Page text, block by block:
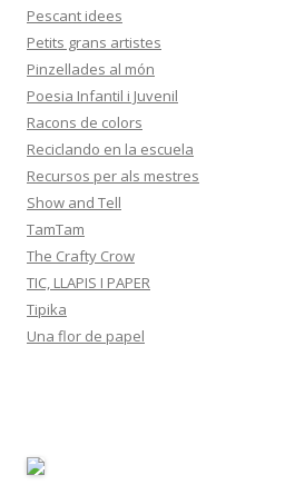
Pescant idees
Petits grans artistes
Pinzellades al món
Poesia Infantil i Juvenil
Racons de colors
Reciclando en la escuela
Recursos per als mestres
Show and Tell
TamTam
The Crafty Crow
TIC, LLAPIS I PAPER
Tipika
Una flor de papel